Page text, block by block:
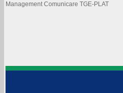
Management Comunicare TGE-PLAT